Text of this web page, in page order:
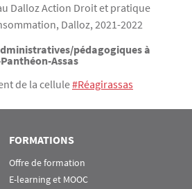
Dalloz Action Droit et pratique
Dalloz, 2021-2022
pédagogiques à
Assas
de la cellule#Réagirassas
FORMATIONS
Offre de formation
E-learning et MOOC